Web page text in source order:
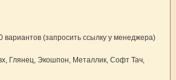
вариантов (запросить ссылку у менеджера)
Глянец, Экошпон, Металлик, Софт Тач,